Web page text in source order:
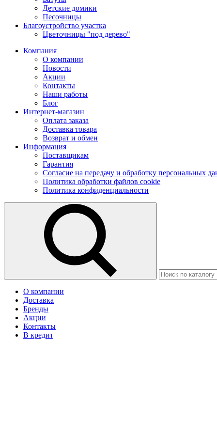
Детские домики
Песочницы
Благоустройство участка
Цветочницы "под дерево"
Компания
О компании
Новости
Акции
Контакты
Наши работы
Блог
Интернет-магазин
Оплата заказа
Доставка товара
Возврат и обмен
Информация
Поставщикам
Гарантия
Согласие на передачу и обработку персональных
Политика обработки файлов cookie
Политика конфиденциальности
О компании
Доставка
Бренды
Акции
Контакты
В кредит